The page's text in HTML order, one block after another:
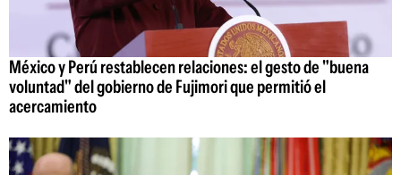
México y Perú restablecen relaciones: el gesto de "buena
voluntad" del gobierno de Fujimori que permitió el
acercamiento